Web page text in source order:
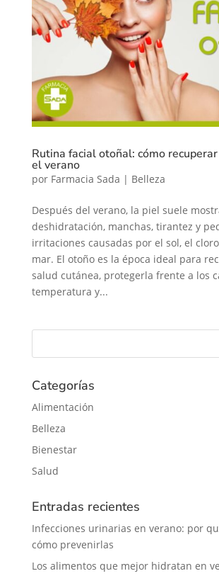
Rutina facial otoñal: cómo
el verano
por Farmacia Sada | Belleza
Después del verano, la piel suele
deshidratación, manchas, tirantez y
irritaciones causadas por el sol, el
mar. El otoño es la época ideal para
salud cutánea, protegerla frente a los
temperatura y...
Categorías
Alimentación
Belleza
Bienestar
Salud
Entradas recientes
Infecciones urinarias en verano: por
cómo prevenirlas
Los alimentos que mejor hidratan en